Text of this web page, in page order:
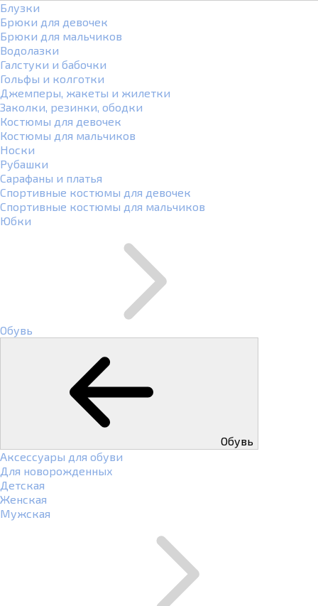
Блузки
Брюки для девочек
Брюки для мальчиков
Водолазки
Галстуки и бабочки
Гольфы и колготки
Джемперы, жакеты и жилетки
Заколки, резинки, ободки
Костюмы для девочек
Костюмы для мальчиков
Носки
Рубашки
Сарафаны и платья
Спортивные костюмы для девочек
Спортивные костюмы для мальчиков
Юбки
Обувь
Обувь
Аксессуары для обуви
Для новорожденных
Детская
Женская
Мужская